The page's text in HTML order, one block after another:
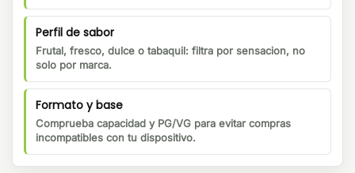
Perfil de sabor
Frutal, fresco, dulce o tabaquil: filtra por sensacion, no
solo por marca.
Formato y base
Comprueba capacidad y PG/VG para evitar compras
incompatibles con tu dispositivo.